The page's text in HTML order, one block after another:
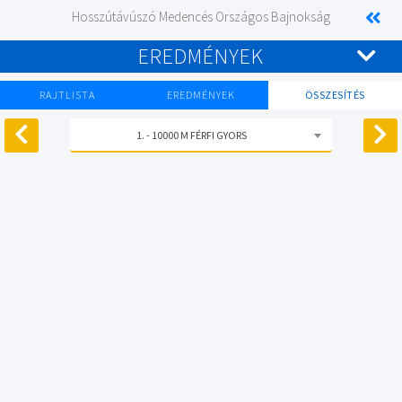
Hosszútávúszó Medencés Országos Bajnokság
EREDMÉNYEK
RAJTLISTA EREDMÉNYEK ÖSSZESÍTÉS
1. - 10000 M FÉRFI GYORS